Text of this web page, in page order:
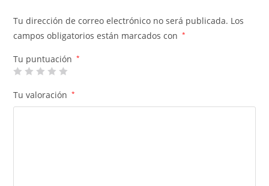
Tu dirección de correo electrónico no será publicada. Los
campos obligatorios están marcados con
*
Tu puntuación *
Tu valoración *